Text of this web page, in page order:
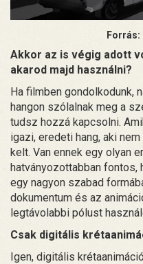
Forrás:
Akkor az is végig adott
akarod majd használni?
Ha filmben gondolkodunk,
hangon szólalnak meg a
tudsz hozzá kapcsolni.
igazi, eredeti hang, aki
kelt. Van ennek egy olyan
hatványozottabban
egy nagyon szabad
dokumentum és az
legtávolabbi pólust
Csak digitális
Igen, digitális